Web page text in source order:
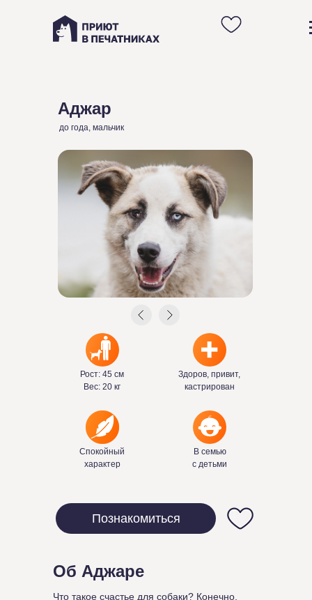
Что такое счастье для собаки? Конечно,
Рост: 45 см
Вес: 20 кг
Здоров, привит,
кастрирован
до года, мальчик
Спокойный
характер
Аджар
Об Аджаре
В семью
с детьми
Познакомиться